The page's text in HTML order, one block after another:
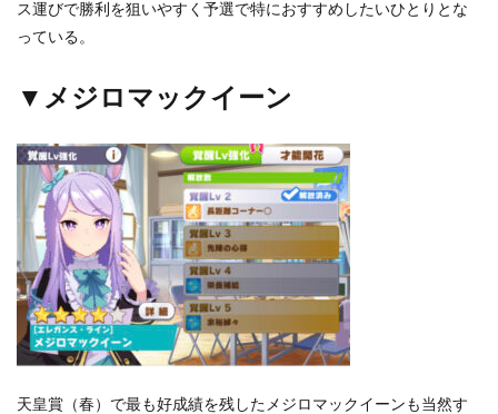
ス運びで勝利を狙いやすく予選で特におすすめしたいひとりとな
っている。
▼メジロマックイーン
天皇賞（春）で最も好成績を残したメジロマックイーンも当然す